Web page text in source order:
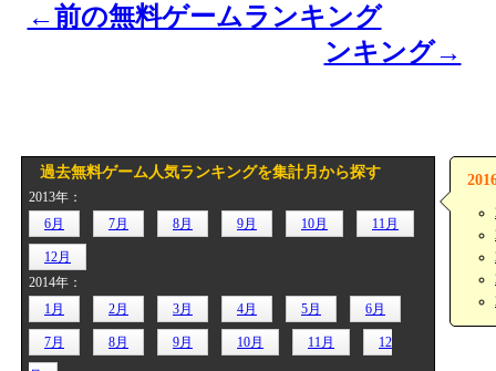
←前の無料ゲームランキング
ンキング→
過去無料ゲーム人気ランキングを集計月から探す
2013年：
6月
7月 8月 9月 10月 11月
12月
2014年：
1月
2月 3月 4月 5月 6月
7月 8月 9月 10月 11月 12